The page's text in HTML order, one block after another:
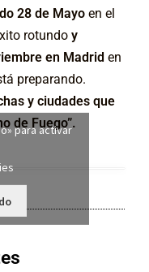
28 de Mayo en el
rotundo y
en Madrid en
preparando.
y ciudades que
de Fuego”.
para activar